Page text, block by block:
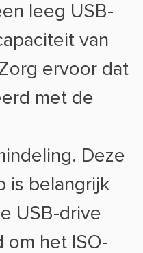
leeg USB-
van
ervoor dat
met de
Deze
is belangrijk
USB-drive
het ISO-